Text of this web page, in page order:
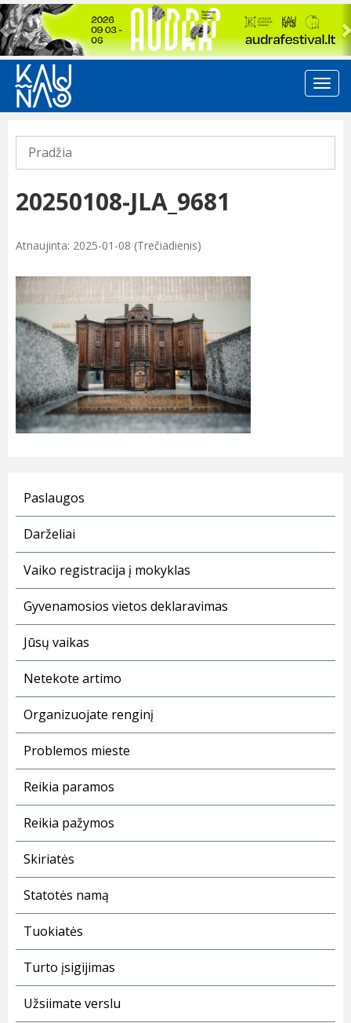
Previous
Pradžia
20250108-JLA_9681
Atnaujinta: 2025-01-08 (Trečiadienis)
Paslaugos
Darželiai
Vaiko registracija į mokyklas
Gyvenamosios vietos deklaravimas
Jūsų vaikas
Netekote artimo
Organizuojate renginį
Problemos mieste
Reikia paramos
Reikia pažymos
Skiriatės
Statotės namą
Tuokiatės
Turto įsigijimas
Užsiimate verslu